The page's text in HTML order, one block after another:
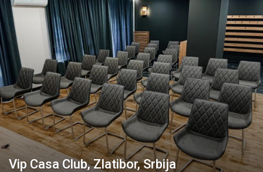
Vip Casa Club, Zlatibor, Srbija